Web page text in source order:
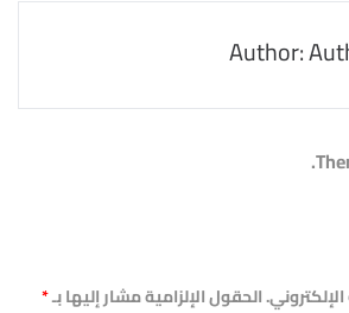
Author:
الحقول الإلزامية مشار إليها بـ*